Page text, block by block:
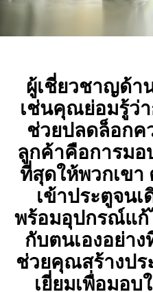
ผู้เชี่ยวชาญด้า
เช่นคุณย่อมรู้ว่
ช่วยปลดล็อกค
ลูกค้าคือการม
ที่สุดให้พวกเข
เข้าประตูจน
พร้อมอุปกรณ์แก้
กับตนเองอย่า
ช่วยคุณสร้างป
เยี่ยมเพื่อมอ